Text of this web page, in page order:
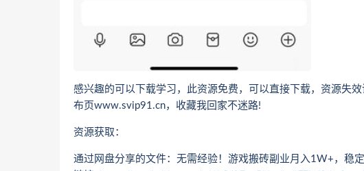
感兴趣的可以下载学习，此资源免费，可以直接下载，资源失
布页www.svip91.cn，收藏我回家不迷路!
资源获取：
通过网盘分享的文件：无需经验！游戏搬砖副业月入1W+，稳